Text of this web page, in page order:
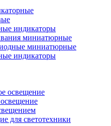
индикаторы
миниатюрные
миниатюрные
индикаторы
освещение
для светотехники